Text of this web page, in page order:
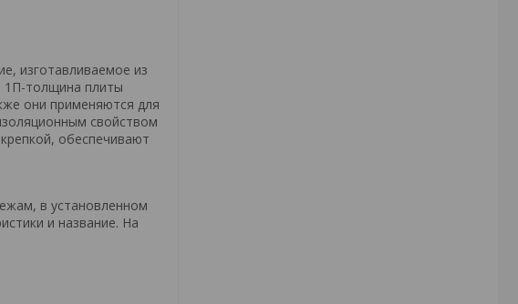
изготавливаемое из
1П-толщина плиты
они применяются для
свойством
обеспечивают
в установленном
и название. На